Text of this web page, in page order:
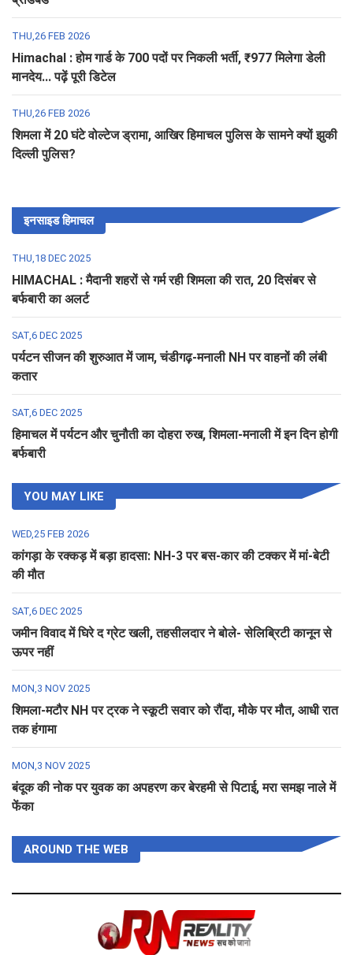
THU,26 FEB 2026
Himachal : होम गार्ड के 700 पदों पर निकली भर्ती, ₹977 मिलेगा डेली
मानदेय... पढ़ें पूरी डिटेल
THU,26 FEB 2026
शिमला में 20 घंटे वोल्टेज ड्रामा, आखिर हिमाचल पुलिस के सामने क्यों झुकी
दिल्ली पुलिस?
इनसाइड हिमाचल
THU,18 DEC 2025
HIMACHAL : मैदानी शहरों से गर्म रही शिमला की रात, 20 दिसंबर से
बर्फबारी का अलर्ट
SAT,6 DEC 2025
पर्यटन सीजन की शुरुआत में जाम, चंडीगढ़-मनाली NH पर वाहनों की लंबी
कतार
SAT,6 DEC 2025
हिमाचल में पर्यटन और चुनौती का दोहरा रुख, शिमला-मनाली में इन दिन होगी
बर्फबारी
YOU MAY LIKE
WED,25 FEB 2026
कांगड़ा के रक्कड़ में बड़ा हादसा: NH-3 पर बस-कार की टक्कर में मां-बेटी
की मौत
SAT,6 DEC 2025
जमीन विवाद में घिरे द ग्रेट खली, तहसीलदार ने बोले- सेलिब्रिटी कानून से
ऊपर नहीं
MON,3 NOV 2025
शिमला-मटौर NH पर ट्रक ने स्कूटी सवार को रौंदा, मौके पर मौत, आधी रात
तक हंगामा
MON,3 NOV 2025
बंदूक की नोक पर युवक का अपहरण कर बेरहमी से पिटाई, मरा समझ नाले में
फेंका
AROUND THE WEB